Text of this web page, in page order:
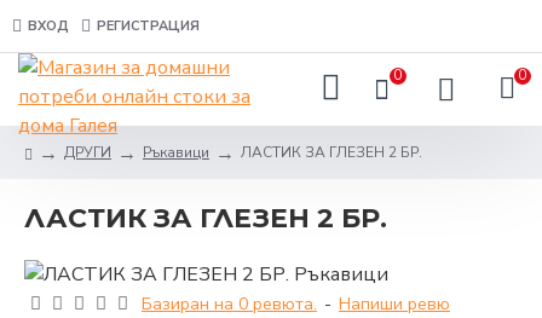
ВХОД РЕГИСТРАЦИЯ
0 0
ДРУГИ Ръкавици ЛАСТИК ЗА ГЛЕЗЕН 2 БР.
ЛАСТИК ЗА ГЛЕЗЕН 2 БР.
Базиран на 0 ревюта. - Напиши ревю